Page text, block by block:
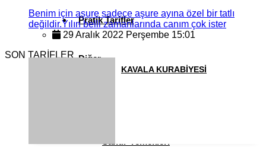
Pratik Tarifler
Diğer
Benim için aşure sadece aşure ayına özel bir tatlı
değildir.Yılın belli zamanlarında canım çok ister
29 Aralık 2022 Perşembe 15:01
SON TARİFLER
KAVALA KURABİYESİ